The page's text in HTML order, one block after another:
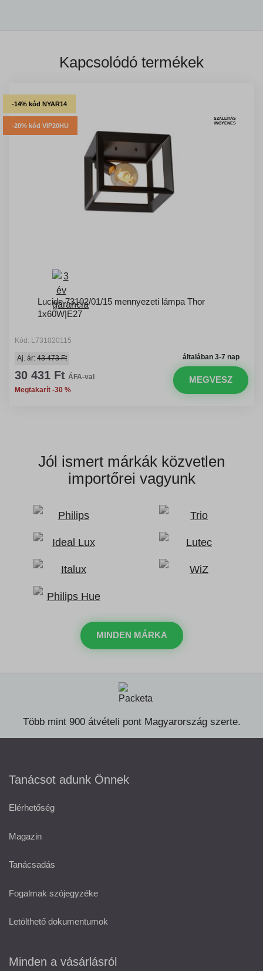
Kapcsolódó termékek
-14% kód NYAR14
-20% kód VIP20HU
SZÁLLÍTÁS
INGYENES
Lucide 73102/01/15 mennyezeti lámpa Thor
1x60W|E27
Kód: L731020115
általában 3-7 nap
Aj. ár: 43 473 Ft
30 431 Ft ÁFA-val
Megtakarít -30 %
MEGVESZ
Jól ismert márkák közvetlen
importőrei vagyunk
MINDEN MÁRKA
Több mint 900 átvételi pont Magyarország szerte.
Tanácsot adunk Önnek
Elérhetőség
Magazin
Tanácsadás
Fogalmak szójegyzéke
Letölthető dokumentumok
Minden a vásárlásról